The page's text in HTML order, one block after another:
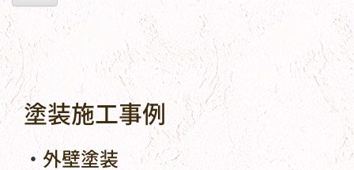
塗装施工事例
外壁塗装